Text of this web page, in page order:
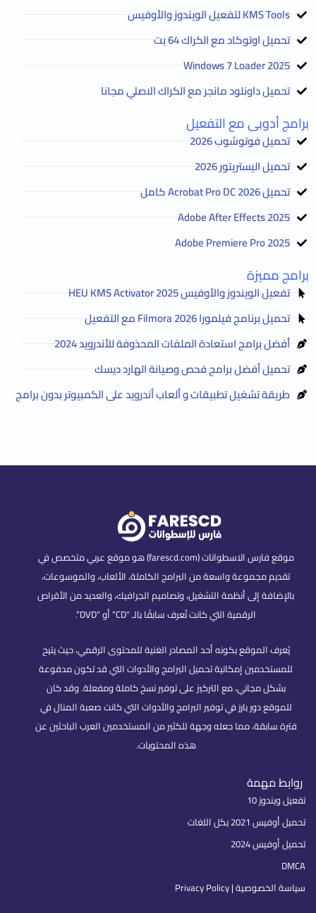
KMS Tools لتفعيل الويندوز والأوفيس
تحميل اوتوكاد مع الكراك 64 بت
2025 Windows 7 Loader
تحميل داونلود مانجر مع الكراك الاصلي مجانا
برامج أدوبى مع التفعيل
تحميل فوتوشوب 2026
تحميل اليستريتور 2026
تحميل Acrobat Pro DC 2026 كامل
Adobe After Effects 2025
Adobe Premiere Pro 2025
برامج مميزة
تفعيل الويندوز والأوفيس HEU KMS Activator 2025
تحميل برنامج فيلمورا Filmora 2026 مع التفعيل
أفضل برامج استعادة الملفات المحذوفة للأندرويد 2024
تحميل أفضل برامج فحص وصيانة الهارد ديسك
طريقة تشغيل تطبيقات و ألعاب أندرويد على الكمبيوتر بدون برامج
موقع فارس الاسطوانات (farescd.com) هو موقع عربي متخصص في
تقديم مجموعة واسعة من البرامج الكاملة، الألعاب، والموسوعات،
بالإضافة إلى أنظمة التشغيل، وتصاميم الجرافيك، والعديد من الأقراص
الرقمية التي كانت تُعرف سابقًا بالـ “CD” أو “DVD”.
يُعرف الموقع بكونه أحد المصادر الغنية للمحتوى الرقمي، حيث يتيح
للمستخدمين إمكانية تحميل البرامج والأدوات التي قد تكون مدفوعة
بشكل مجاني، مع التركيز على توفير نسخ كاملة ومفعلة. وقد كان
للموقع دور بارز في توفير البرامج والأدوات التي كانت صعبة المنال في
فترة سابقة، مما جعله وجهة للكثير من المستخدمين العرب الباحثين عن
هذه المحتويات.
روابط مهمة
تفعيل ويندوز 10
تحميل أوفيس 2021 بكل اللغات
تحميل أوفيس 2024
DMCA
سياسة الخصوصية | Privacy Policy